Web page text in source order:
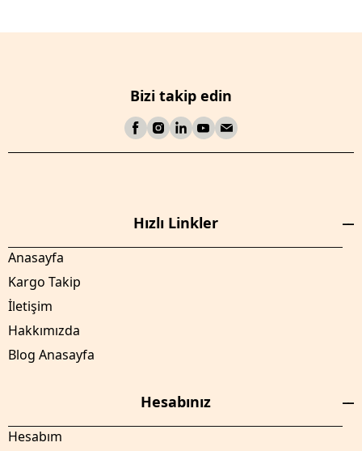
Bizi takip edin
Hızlı Linkler
Anasayfa
Kargo Takip
İletişim
Hakkımızda
Blog Anasayfa
Hesabınız
Hesabım